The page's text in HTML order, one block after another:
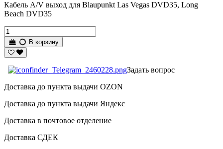
Кабель A/V выход для Blaupunkt Las Vegas DVD35, Long
Beach DVD35
В корзину
Задать вопрос
Доставка до пункта выдачи OZON
Доставка до пункта выдачи Яндекс
Доставка в почтовое отделение
Доставка СДЕК